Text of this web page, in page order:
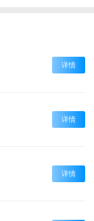
详情
详情
详情